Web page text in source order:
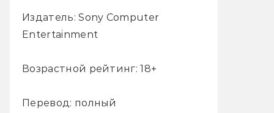
Издатель: Sony Computer
Entertainment
Возрастной рейтинг: 18+
Перевод: полный